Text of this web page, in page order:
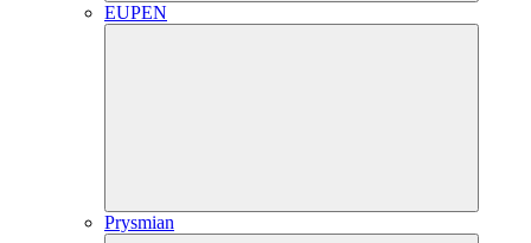
EUPEN
Prysmian